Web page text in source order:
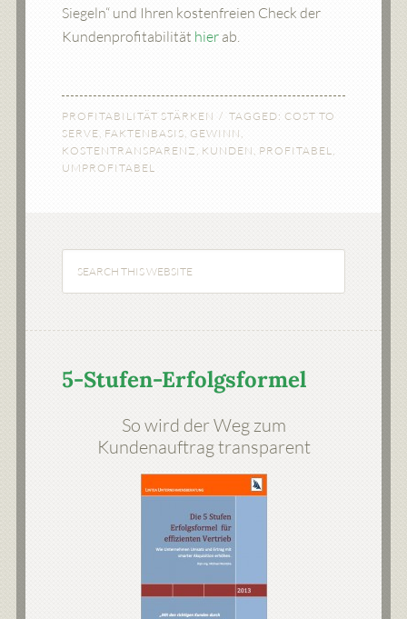
Siegeln“ und Ihren kostenfreien Check der
Kundenprofitabilität hierab.
PROFITABILITÄT STÄRKEN TAGGED: COST TO
SERVE, FAKTENBASIS, GEWINN ,
KOSTENTRANSPARENZ , KUNDEN , PROFITABEL,
UMPROFITABEL
5-Stufen-Erfolgsformel
So wird der Weg zum
Kundenauftrag transparent